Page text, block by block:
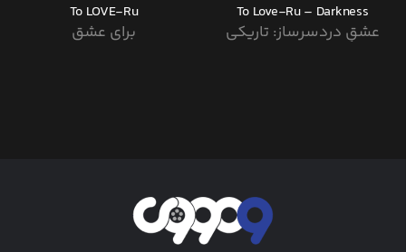
To Love-Ru – Darkness
عشقِ دردسرساز: تاریکی
To LOVE-Ru
برای عشق